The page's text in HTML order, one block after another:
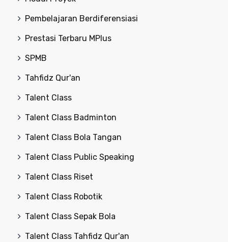
Pembelajaran Berdiferensiasi
Prestasi Terbaru MPlus
SPMB
Tahfidz Qur'an
Talent Class
Talent Class Badminton
Talent Class Bola Tangan
Talent Class Public Speaking
Talent Class Riset
Talent Class Robotik
Talent Class Sepak Bola
Talent Class Tahfidz Qur'an